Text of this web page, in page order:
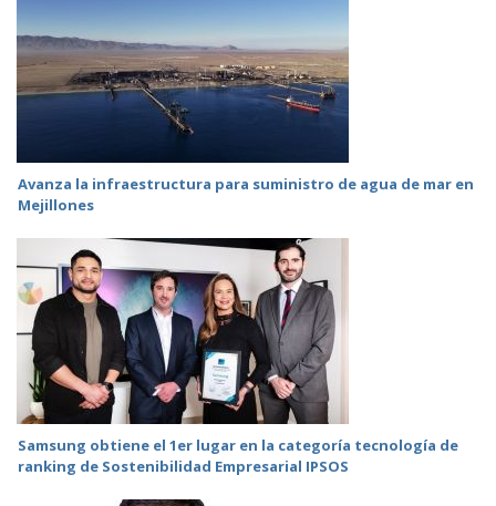
Avanza la infraestructura para suministro de agua de mar en
Mejillones
Samsung obtiene el 1er lugar en la categoría tecnología de
ranking de Sostenibilidad Empresarial IPSOS